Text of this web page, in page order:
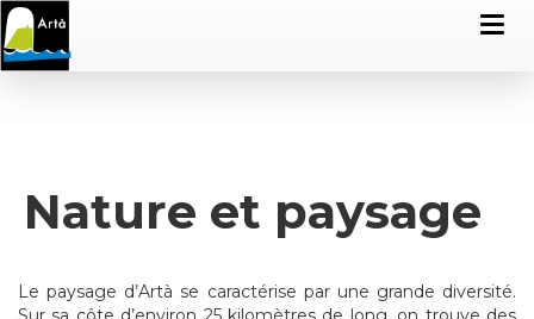
Nature et paysage
Le paysage d’Artà se caractérise par une grande diversité.